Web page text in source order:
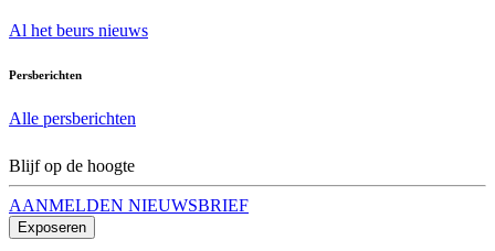
Al het beurs nieuws
Persberichten
Alle persberichten
Blijf op de hoogte
AANMELDEN NIEUWSBRIEF
Exposeren